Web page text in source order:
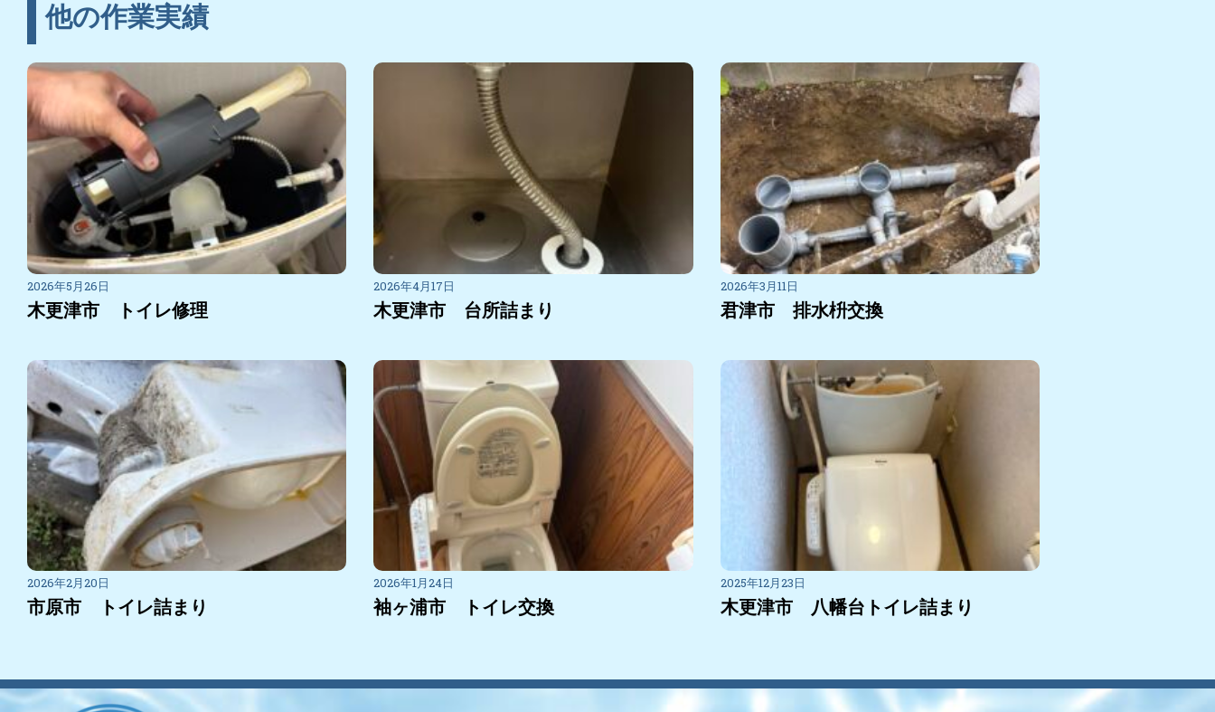
他の作業実績
木更津市 トイレ修理
2026年5月26日
木更津市 台所詰まり
2026年4月17日
君津市 排水枡交換
2026年3月11日
市原市 トイレ詰まり
2026年2月20日
袖ヶ浦市 トイレ交換
2026年1月24日
木更津市 八幡台トイレ詰まり
2025年12月23日